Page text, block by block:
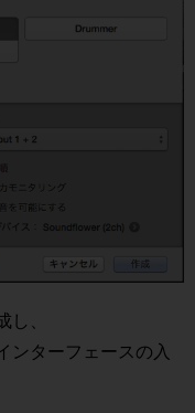
、
ンターフェースの入